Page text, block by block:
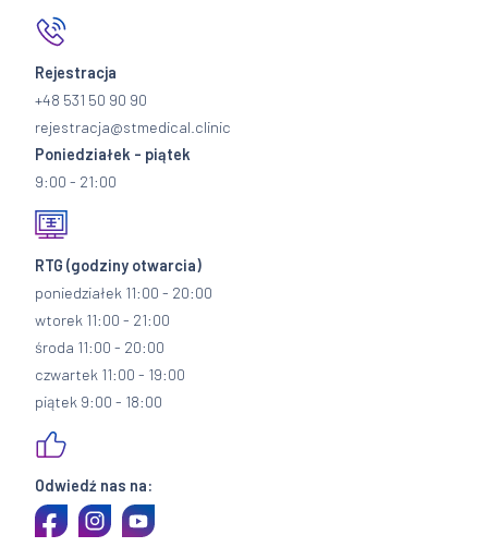
Rejestracja
+48 531 50 90 90
rejestracja@stmedical.clinic
Poniedziałek - piątek
9:00 - 21:00
RTG (godziny otwarcia)
poniedziałek 11:00 - 20:00
wtorek 11:00 - 21:00
środa 11:00 - 20:00
czwartek 11:00 - 19:00
piątek 9:00 - 18:00
Odwiedź nas na: